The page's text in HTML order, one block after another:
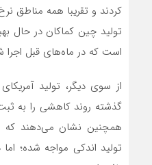
کردند و تقریبا همه مناطق
تولید چین کماکان در حال
است که در ماه‌‌‌های قبل اجرا
از سوی دیگر، تولید
گذشته روند کاهشی را به
تولید اندکی مواجه شده؛